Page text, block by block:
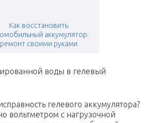
Как восстановить
аккумулятор:
ремонт своими руками
воды в гелевый
гелевого аккумулятора?
вольтметром с нагрузочной